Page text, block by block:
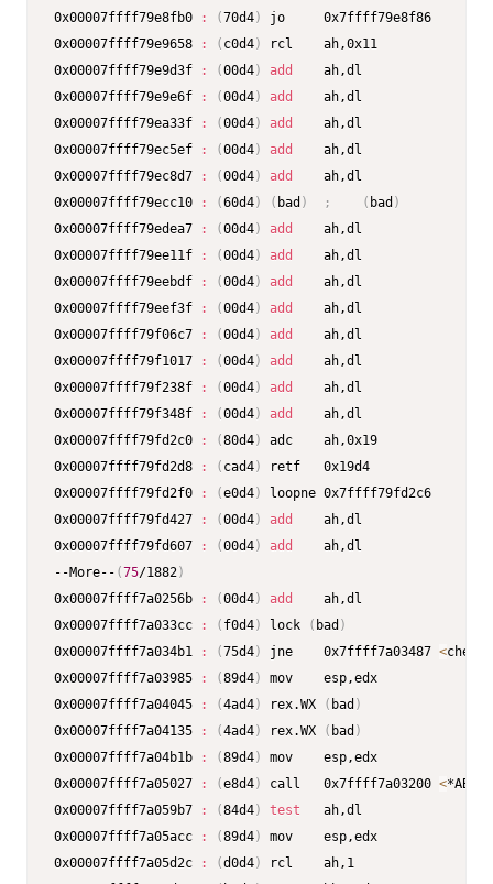
0x00007ffff79e8fb0
: (70d4)
jo     0x7ffff79e8f86
0x00007ffff79e9658
: ( c0d4)
rcl    ah,0x11
0x00007ffff79e9d3f
: (00d4) add
    ah,dl
0x00007ffff79e9e6f
: (00d4) add
    ah,dl
0x00007ffff79ea33f
: (00d4) add
    ah,dl
0x00007ffff79ec5ef
: (00d4) add
    ah,dl
0x00007ffff79ec8d7
: (00d4) add
    ah,dl
0x00007ffff79ecc10
: (60d4) ( bad ) ; ( bad )
0x00007ffff79edea7
: (00d4) add
    ah,dl
0x00007ffff79ee11f
: (00d4) add
    ah,dl
0x00007ffff79eebdf
: (00d4) add
    ah,dl
0x00007ffff79eef3f
: (00d4) add
    ah,dl
0x00007ffff79f06c7
: (00d4) add
    ah,dl
0x00007ffff79f1017
: (00d4) add
    ah,dl
0x00007ffff79f238f
: (00d4) add
    ah,dl
0x00007ffff79f348f
: (00d4) add
    ah,dl
0x00007ffff79fd2c0
: (80d4)
adc    ah,0x19
0x00007ffff79fd2d8
: ( cad4)
retf   0x19d4
0x00007ffff79fd2f0
: (e0d4)
loopne 0x7ffff79fd2c6
0x00007ffff79fd427
: (00d4) add
    ah,dl
0x00007ffff79fd607
: (00d4) add
    ah,dl
--More-- (75/1882)
0x00007ffff7a0256b
: (00d4) add
    ah,dl
0x00007ffff7a033cc
: ( f0d4) lock ( bad )
0x00007ffff7a034b1
: (75d4) jne    0x7ffff7a03487 <
0x00007ffff7a03985
: (89d4)
mov    esp,edx
0x00007ffff7a04045
: (4ad4) rex.WX ( bad )
0x00007ffff7a04135
: (4ad4) rex.WX ( bad )
0x00007ffff7a04b1b
: (89d4)
mov    esp,edx
0x00007ffff7a05027
: (e8d4) call   0x7ffff7a03200 <
0x00007ffff7a059b7
: (84d4) test
   ah,dl
0x00007ffff7a05acc
: (89d4)
mov    esp,edx
0x00007ffff7a05d2c
: (d0d4)
rcl    ah,1